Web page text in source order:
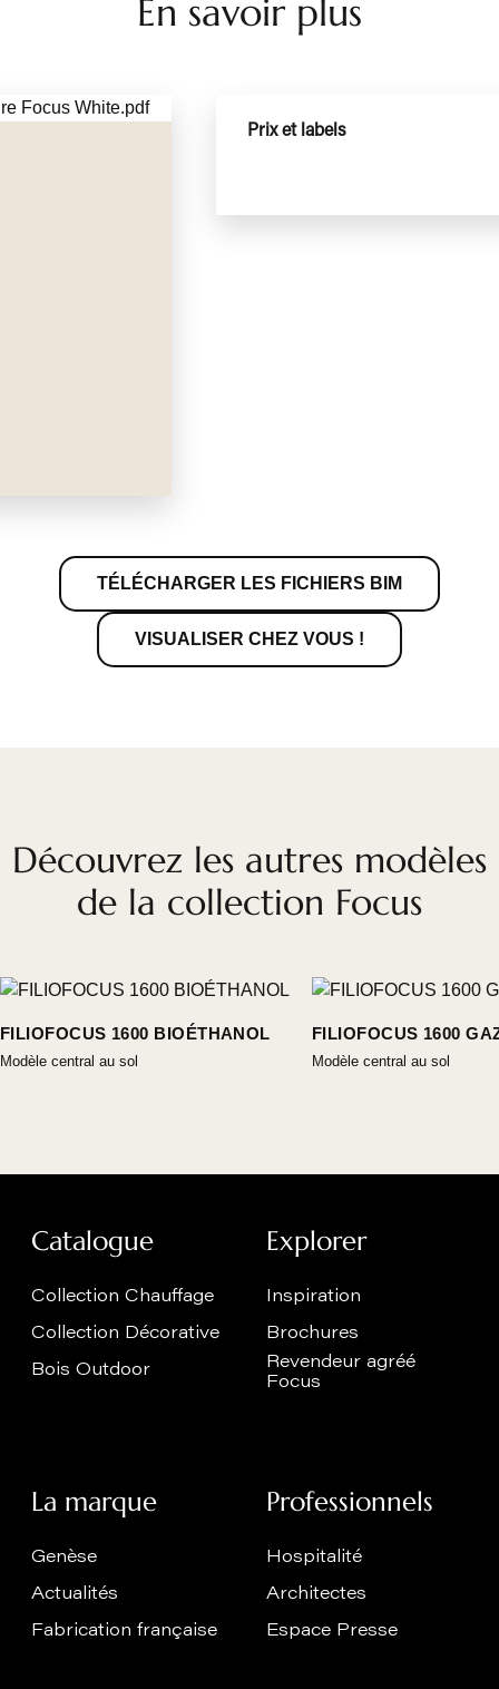
En savoir plus
Prix et labels
TÉLÉCHARGER LES FICHIERS BIM
VISUALISER CHEZ VOUS !
Découvrez les autres modèles
de la collection Focus
FILIOFOCUS 1600 BIOÉTHANOL
Modèle central au sol
FILIOFOCUS 1600
Modèle central au sol
Catalogue
Collection Chauffage
Collection Décorative
Bois Outdoor
Explorer
Inspiration
Brochures
Revendeur agréé
Focus
La marque
Genèse
Actualités
Fabrication française
Professionnels
Hospitalité
Architectes
Espace Presse